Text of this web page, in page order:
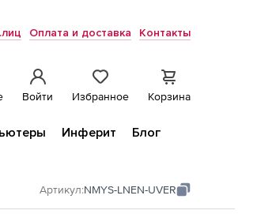
Оплата и доставка Контакты
Войти Избранное Корзина
Инферит
Блог
Артикул:NMYS-LNEN-UVER